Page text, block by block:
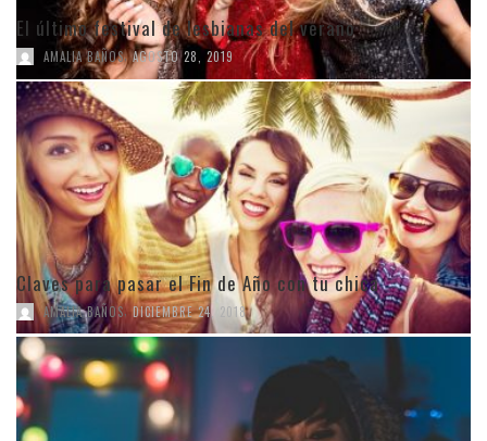
El último festival de lesbianas del verano
AMALIA BAÑOS, AGOSTO 28, 2019
Claves para pasar el Fin de Año con tu chica
AMALIA BAÑOS, DICIEMBRE 24, 2018